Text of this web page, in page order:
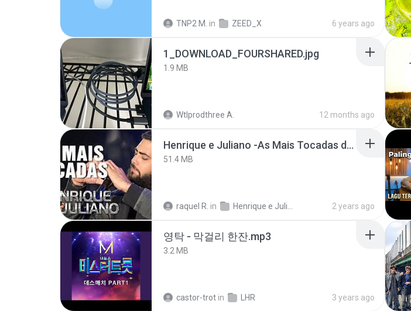
TNP2 M. in ZEED_X 6 years ago
1_DOWNLOAD_FOURSHARED.jpg
1.9 MB
Wtlprodthree A. 12 months ago
Henrique e Juliano -As Mais Tocadas do Henrique e Juliano 2021 -Top Sertanejo 2021,Cd Completo 2021
51.4 MB
raquel R. in 2 years ago
영탁 - 막걸리 한잔.mp3
3.2 MB
castor-trot in LHR 3 years ago